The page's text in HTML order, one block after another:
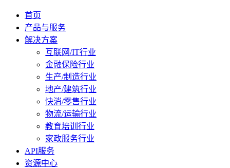
首页
产品与服务
解决方案
互联网/IT行业
金融保险行业
生产/制造行业
地产/建筑行业
快消/零售行业
物流/运输行业
教育培训行业
家政服务行业
API服务
资源中心